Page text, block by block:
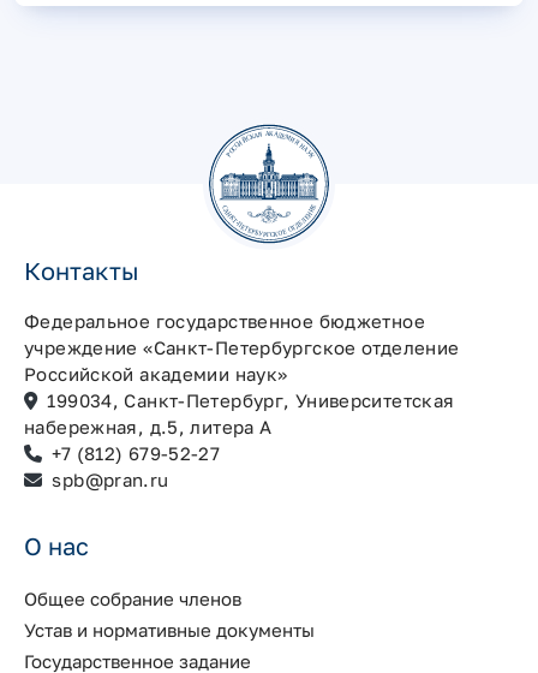
Контакты
Федеральное государственное бюджетное
учреждение «Санкт-Петербургское отделение
Российской академии наук»
199034, Санкт-Петербург, Университетская
набережная, д.5, литера А
+7 (812) 679-52-27
spb@pran.ru
О нас
Общее собрание членов
Устав и нормативные документы
Государственное задание